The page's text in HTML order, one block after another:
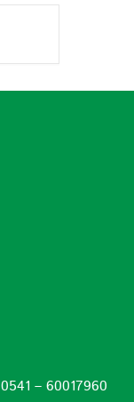
0541 – 60017960